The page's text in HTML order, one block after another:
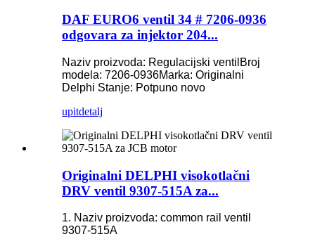
DAF EURO6 ventil 34 # 7206-0936
odgovara za injektor 204...
Naziv proizvoda: Regulacijski ventil Broj
modela: 7206-0936Marka: Originalni
Delphi Stanje: Potpuno novo
upitdetalj
Originalni DELPHI visokotlačni
DRV ventil 9307-515A za...
1. Naziv proizvoda: common rail ventil
9307-515A